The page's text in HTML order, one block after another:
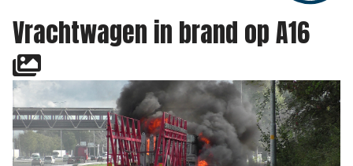
Vrachtwagen in brand op A16